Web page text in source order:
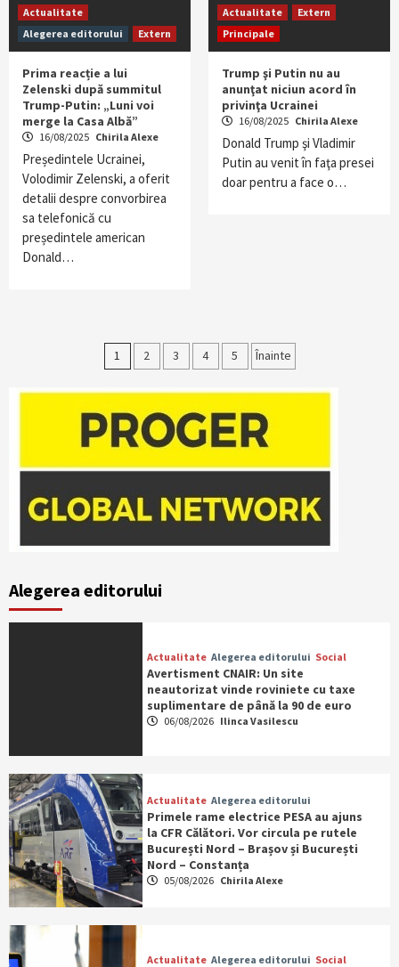
Actualitate
Alegerea editorului
Extern
Prima reacție a lui
Zelenski după summitul
Trump-Putin: „Luni voi
merge la Casa Albă”
16/08/2025 Chirila Alexe
Președintele Ucrainei,
Volodimir Zelenski, a oferit
detalii despre convorbirea
sa telefonică cu
președintele american
Donald…
Actualitate
Extern
Principale
Trump şi Putin nu au
anunţat niciun acord în
privinţa Ucrainei
16/08/2025 Chirila Alexe
Donald Trump şi Vladimir
Putin au venit în faţa presei
doar pentru a face o…
Paginație
articole
1 2 3 4 5 Înainte
Alegerea editorului
Actualitate Alegerea editorului Social
Avertisment CNAIR: Un site
neautorizat vinde roviniete cu taxe
suplimentare de până la 90 de euro
06/08/2026 Ilinca Vasilescu
Actualitate Alegerea editorului
Primele rame electrice PESA au ajuns
la CFR Călători. Vor circula pe rutele
București Nord – Brașov și București
Nord – Constanța
05/08/2026 Chirila Alexe
Actualitate Alegerea editorului Social